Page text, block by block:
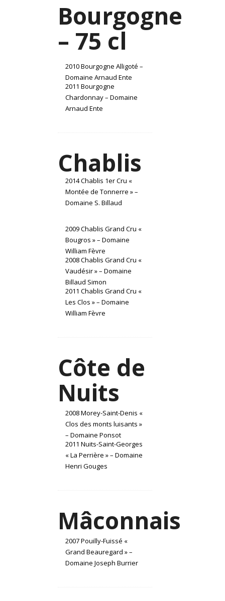
Bourgogne
– 75 cl
2010 Bourgogne Alligoté –
Domaine Arnaud Ente
2011 Bourgogne
Chardonnay – Domaine
Arnaud Ente
Chablis
2014 Chablis 1er Cru «
Montée de Tonnerre » –
Domaine S. Billaud
2009 Chablis Grand Cru «
Bougros » – Domaine
William Fèvre
2008 Chablis Grand Cru «
Vaudésir » – Domaine
Billaud Simon
2011 Chablis Grand Cru «
Les Clos » – Domaine
William Fèvre
Côte de
Nuits
2008 Morey-Saint-Denis «
Clos des monts luisants »
– Domaine Ponsot
2011 Nuits-Saint-Georges
« La Perrière » – Domaine
Henri Gouges
Mâconnais
2007 Pouilly-Fuissé «
Grand Beauregard » –
Domaine Joseph Burrier